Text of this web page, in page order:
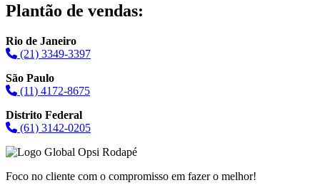
Plantão de vendas:
Rio de Janeiro
(21) 3349-3397
São Paulo
(11) 4172-8675
Distrito Federal
(61) 3142-0205
Foco no cliente com o compromisso em fazer o melhor!